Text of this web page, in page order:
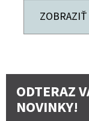
ODTERAZ
NOVINKY!